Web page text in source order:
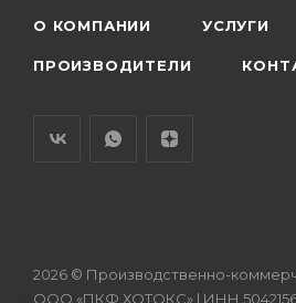
О КОМПАНИИ УСЛУГИ
ПРОИЗВОДИТЕЛИ
2026 © Производственно-
ООО «ПКФ ХОТОКС» | ИНН